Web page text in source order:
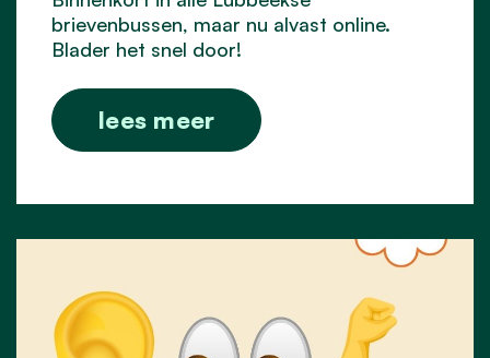
brievenbussen, maar nu alvast online.
Blader het snel door!
lees meer